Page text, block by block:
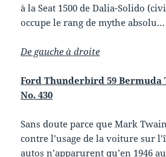
à la Seat 1500 de Dalia-Solido
occupe le rang de mythe absolu…
De gauche à droite
Ford Thunderbird 59
No. 430
Sans doute parce que Mark
contre l’usage de la voiture sur
autos n’apparurent qu’en 1946